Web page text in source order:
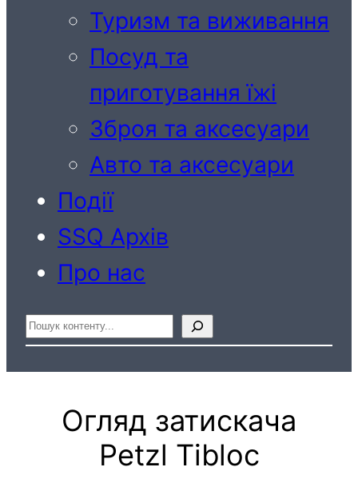
Туризм та виживання
Посуд та
приготування їжі
Зброя та аксесуари
Авто та аксесуари
Події
SSQ Архів
Про нас
Пошук
Огляд затискача
Petzl Tibloc